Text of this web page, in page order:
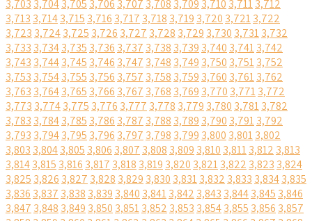
3,703 3,7043,705 3,706 3,707 3,708 3,709 3,710 3,7113,712
3,713 3,7143,715 3,716 3,717 3,718 3,719 3,720 3,7213,722
3,723 3,7243,725 3,726 3,727 3,728 3,729 3,730 3,7313,732
3,733 3,7343,735 3,736 3,737 3,738 3,739 3,740 3,7413,742
3,743 3,7443,745 3,746 3,747 3,748 3,749 3,750 3,7513,752
3,753 3,7543,755 3,756 3,757 3,758 3,759 3,760 3,7613,762
3,763 3,7643,765 3,766 3,767 3,768 3,769 3,770 3,7713,772
3,773 3,7743,775 3,776 3,777 3,778 3,779 3,780 3,7813,782
3,783 3,7843,785 3,786 3,787 3,788 3,789 3,790 3,7913,792
3,793 3,7943,795 3,796 3,797 3,798 3,799 3,800 3,8013,802
3,803 3,8043,805 3,806 3,807 3,808 3,809 3,810 3,8113,812 3,813
3,8143,815 3,816 3,817 3,818 3,819 3,820 3,8213,822 3,823 3,824
3,825 3,826 3,827 3,828 3,829 3,830 3,8313,832 3,833 3,8343,835
3,836 3,837 3,838 3,839 3,840 3,8413,842 3,843 3,8443,845 3,846
3,847 3,848 3,849 3,850 3,8513,852 3,853 3,8543,855 3,856 3,857